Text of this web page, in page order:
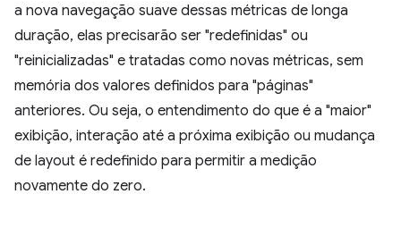
a nova navegação suave dessas métricas de longa
duração, elas precisarão ser "redefinidas" ou
"reinicializadas" e tratadas como novas métricas, sem
memória dos valores definidos para "páginas"
anteriores. Ou seja, o entendimento do que é a "maior"
exibição, interação até a próxima exibição ou mudança
de layout é redefinido para permitir a medição
novamente do zero.